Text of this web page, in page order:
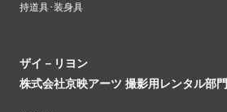
持道具･装身具
ザイ－リヨン
株式会社京映アーツ 撮影用レンタル部門